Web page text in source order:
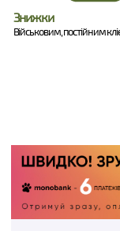
Знижки
Військовим, постійним